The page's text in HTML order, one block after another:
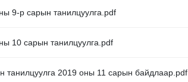
9-р сарын танилцуулга.pdf
10 сарын танилцуулга.pdf
танилцуулга 2019 оны 11 сарын байдлаар.pdf